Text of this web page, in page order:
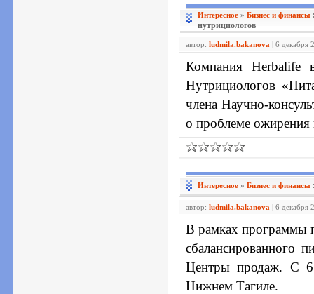
Интересное » Бизнес и финансы
нутрициологов
автор: ludmila.bakanova | 6 декабря
Компания Herbalife
Нутрициологов
члена Научно-
о проблеме ожирения
Интересное » Бизнес и финансы
автор: ludmila.bakanova | 6 декабря
В рамках программы
сбалансированного
Центры продаж. С 6
Нижнем Тагиле.